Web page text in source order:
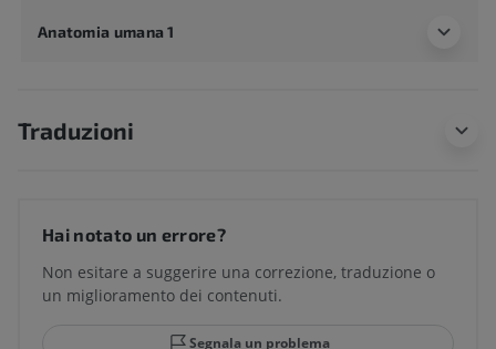
Anatomia umana 1
Traduzioni
Hai notato un errore?
Non esitare a suggerire una correzione, traduzione o
un miglioramento dei contenuti.
Segnala un problema